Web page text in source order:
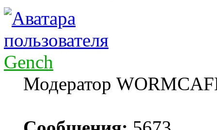
Gench
Модератор